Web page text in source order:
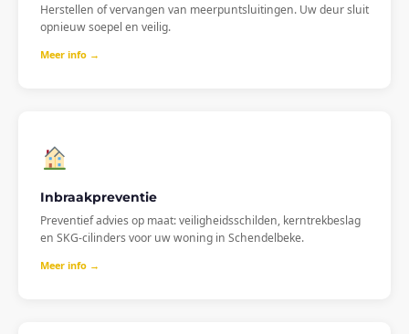
Herstellen of vervangen van meerpuntsluitingen. Uw deur sluit
opnieuw soepel en veilig.
Meer info →
Inbraakpreventie
Preventief advies op maat: veiligheidsschilden, kerntrekbeslag
en SKG-cilinders voor uw woning in Schendelbeke.
Meer info →